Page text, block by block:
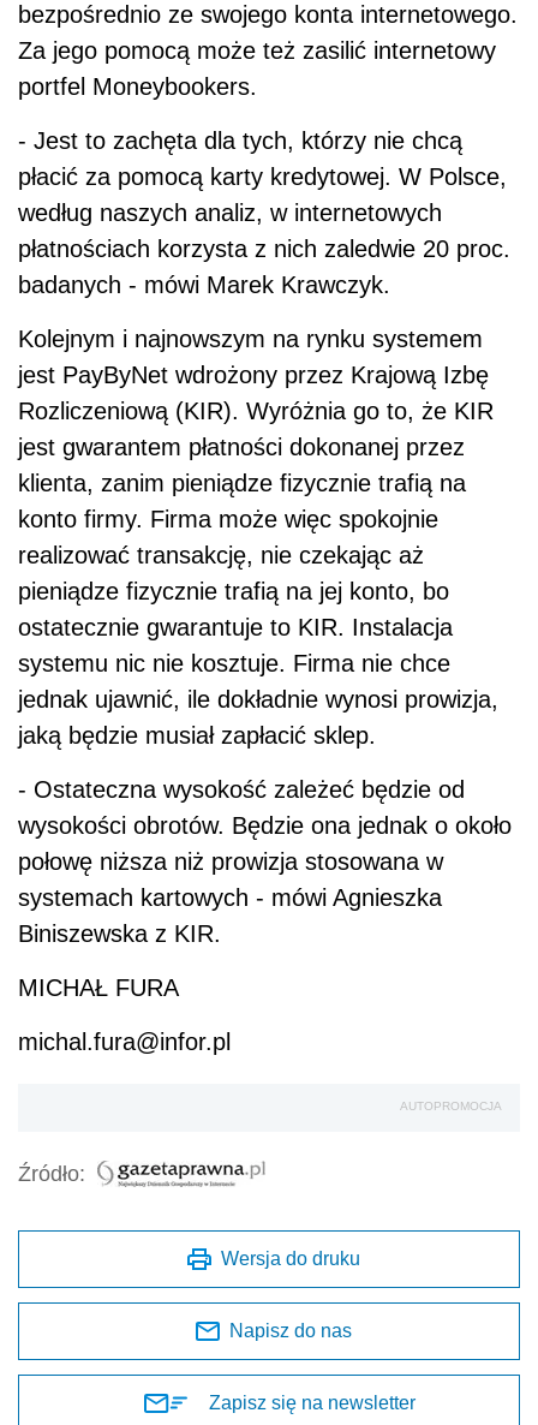
bezpośrednio ze swojego konta internetowego.
Za jego pomocą może też zasilić internetowy
portfel Moneybookers.
- Jest to zachęta dla tych, którzy nie chcą
płacić za pomocą karty kredytowej. W Polsce,
według naszych analiz, w internetowych
płatnościach korzysta z nich zaledwie 20 proc.
badanych - mówi Marek Krawczyk.
Kolejnym i najnowszym na rynku systemem
jest PayByNet wdrożony przez Krajową Izbę
Rozliczeniową (KIR). Wyróżnia go to, że KIR
jest gwarantem płatności dokonanej przez
klienta, zanim pieniądze fizycznie trafią na
konto firmy. Firma może więc spokojnie
realizować transakcję, nie czekając aż
pieniądze fizycznie trafią na jej konto, bo
ostatecznie gwarantuje to KIR. Instalacja
systemu nic nie kosztuje. Firma nie chce
jednak ujawnić, ile dokładnie wynosi prowizja,
jaką będzie musiał zapłacić sklep.
- Ostateczna wysokość zależeć będzie od
wysokości obrotów. Będzie ona jednak o około
połowę niższa niż prowizja stosowana w
systemach kartowych - mówi Agnieszka
Biniszewska z KIR.
MICHAŁ FURA
michal.fura@infor.pl
AUTOPROMOCJA
Źródło:
Wersja do druku
Napisz do nas
Zapisz się na newsletter